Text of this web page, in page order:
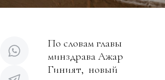
По словам главы
минздрава Ажар
Гиният, новый